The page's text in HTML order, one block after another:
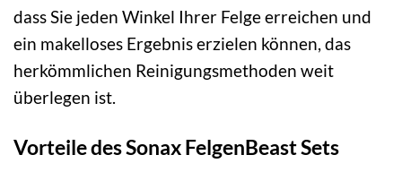
dass Sie jeden Winkel Ihrer Felge erreichen und
ein makelloses Ergebnis erzielen können, das
herkömmlichen Reinigungsmethoden weit
überlegen ist.
Vorteile des Sonax FelgenBeast Sets